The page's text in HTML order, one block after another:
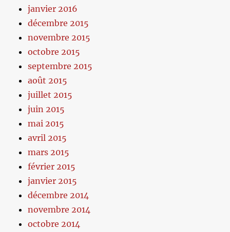
janvier 2016
décembre 2015
novembre 2015
octobre 2015
septembre 2015
août 2015
juillet 2015
juin 2015
mai 2015
avril 2015
mars 2015
février 2015
janvier 2015
décembre 2014
novembre 2014
octobre 2014